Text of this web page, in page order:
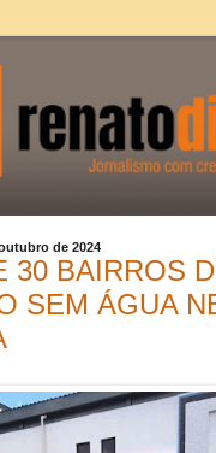
de 2024
30 BAIRROS
SEM ÁGUA